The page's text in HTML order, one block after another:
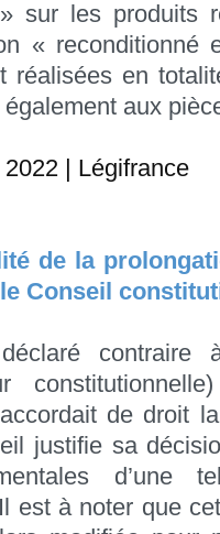
les produits
« reconditionné
réalisées en
aux
| Légifrance
de la
Conseil
de droit
justifie sa
d’une
est à noter que